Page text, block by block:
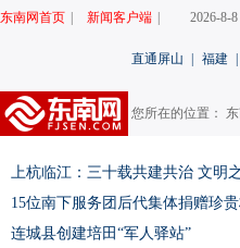
东南网首页 新闻客户端 2026-8-
直通屏山 福建
您所在的位置：
上杭临江：三十载共建共治 文明
15位南下服务团后代集体捐赠珍
连城县创建培田“军人驿站”